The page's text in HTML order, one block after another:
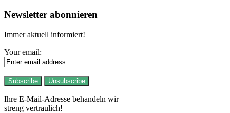
Newsletter abonnieren
Immer aktuell informiert!
Your email:
Ihre E-Mail-Adresse behandeln wir
streng vertraulich!